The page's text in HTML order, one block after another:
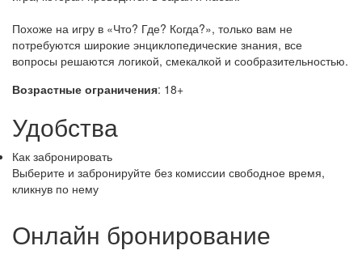
Похоже на игру в «Что? Где? Когда?», только вам не
потребуются широкие энциклопедические знания, все
вопросы решаются логикой, смекалкой и сообразительностью.
Возрастные ограничения: 18+
Удобства
Как забронировать
Выберите и забронируйте без комиссии свободное время,
кликнув по нему
Онлайн бронирование